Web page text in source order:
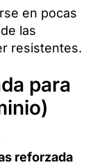
en pocas
las
resistentes.
para
reforzada